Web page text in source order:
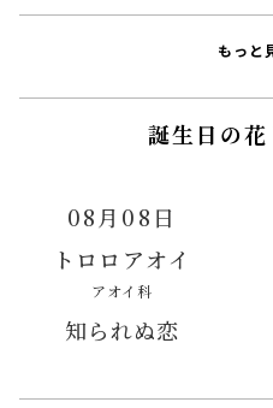
もっと
誕生日の
08月08日
トロロアオイ
アオイ科
知られぬ恋